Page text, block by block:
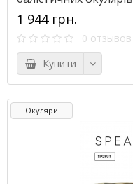
1 944 грн.
0 отзывов
Купити
Окуляри